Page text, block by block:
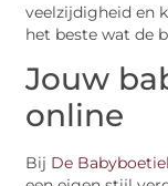
veelzijdigheid en
het beste wat de
Jouw
online
Bij De